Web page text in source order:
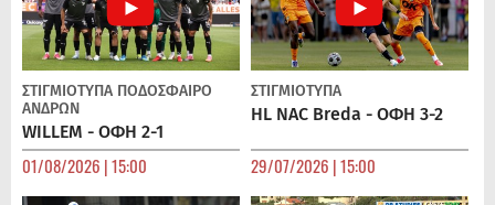
ΣΤΙΓΜΙΟΤΥΠΑ ΠΟΔΌΣΦΑΙΡΟ
ΑΝΔΡΏΝ
WILLEM - ΟΦΗ 2-1
01/08/2026 | 15:00
ΣΤΙΓΜΙΟΤΥΠΑ
HL NAC Breda - ΟΦΗ 3-2
29/07/2026 | 15:00